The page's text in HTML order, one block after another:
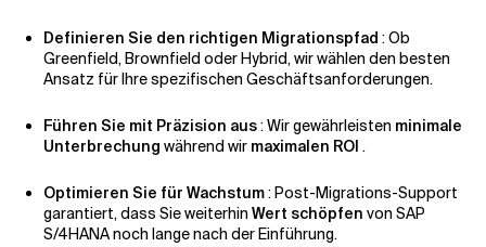
Definieren Sie den richtigen Migrationspfad : Ob
Greenfield, Brownfield oder Hybrid, wir wählen den besten
Ansatz für Ihre spezifischen Geschäftsanforderungen.
Führen Sie mit Präzision aus: Wir gewährleisten minimale
Unterbrechung während wir maximalen ROI .
Optimieren Sie für Wachstum: Post-Migrations-Support
garantiert, dass Sie weiterhin Wert schöpfen von SAP
S/4HANA noch lange nach der Einführung.